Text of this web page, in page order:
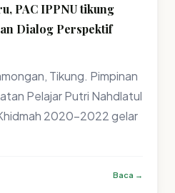
PAC IPPNU tikung
Dialog Perspektif
Tikung. Pimpinan
Pelajar Putri Nahdlatul
2020-2022 gelar
Baca →